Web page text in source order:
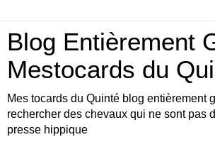
Blog Entièrement
Mestocards du
Mes tocards du Quinté blog entièrement
rechercher des chevaux qui ne sont pas
presse hippique